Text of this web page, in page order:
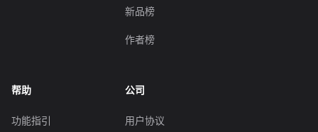
新品榜
作者榜
帮助
功能指引
公司
用户协议